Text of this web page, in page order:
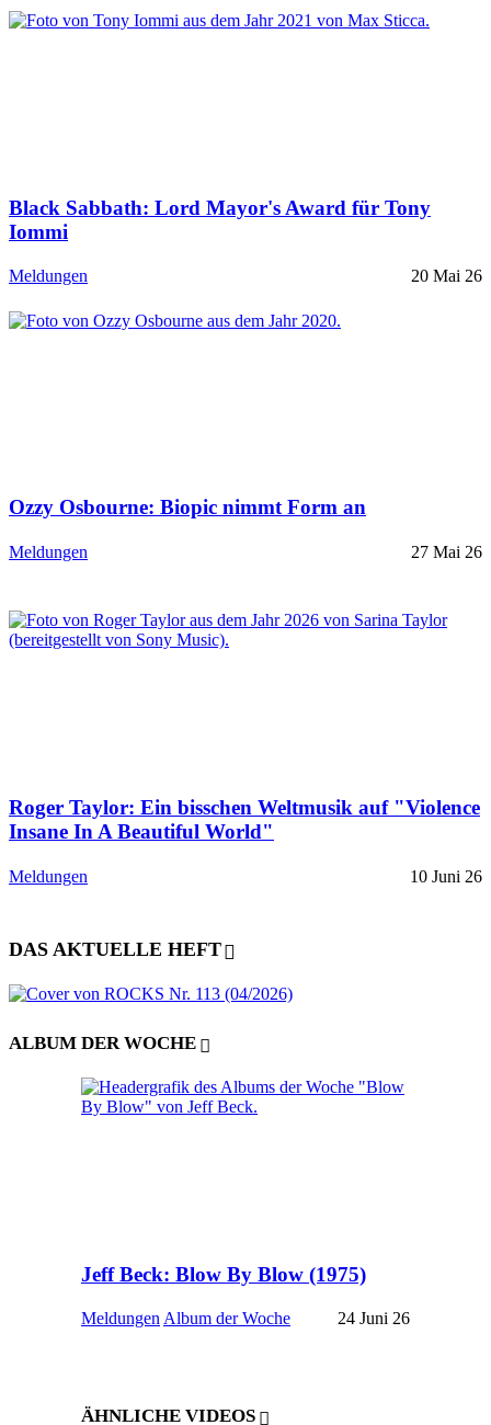
Black Sabbath: Lord Mayor's Award für Tony
Iommi
Meldungen 20 Mai 26
Ozzy Osbourne: Biopic nimmt Form an
Meldungen 27 Mai 26
Roger Taylor: Ein bisschen Weltmusik auf "Violence
Insane In A Beautiful World"
Meldungen 10 Juni 26
DAS AKTUELLE HEFT
ALBUM DER WOCHE
Jeff Beck: Blow By Blow (1975)
Meldungen Album der Woche 24 Juni 26
ÄHNLICHE VIDEOS